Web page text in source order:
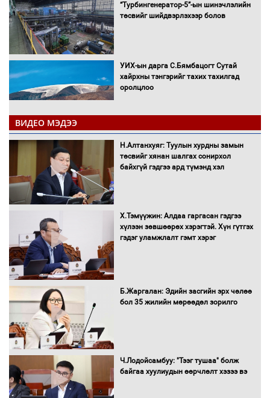
“Турбингенератор-5”-ын шинэчлэлийн
төсвийг шийдвэрлэхээр болов
УИХ-ын дарга С.Бямбацогт Сутай
хайрхны тэнгэрийг тахих тахилгад
оролцлоо
С.Амарсайхан: Иргэдийг хохироосон
ААН-ийн нуугтмал хөрөнгийг
битүүмжлэнэ
Н.Номтойбаяр: Аймгуудад тулгамдаж
буй асуудлуудыг Засгийн газрын
хуралдаанд танилцуулж,
эрэгтэйчүүдийн волейболын тэмцээнд
оролцож байгаа баг тамирчдад
Автобензин, дизель түлшний онцгой
ВИДЕО МЭДЭЭ
Н.Алтанхуяг: Туулын хурдны замын
төсвийг хянан шалгах сонирхол
байхгүй гэдгээ ард түмэнд хэл
Х.Тэмүүжин: Алдаа гаргасан гэдгээ
хүлээн зөвшөөрөх хэрэгтэй. Хүн гүтгэх
гэдэг уламжлалт гэмт хэрэг
Б.Жаргалан: Эдийн засгийн эрх чөлөө
бол 35 жилийн мөрөөдөл зорилго
Ч.Лодойсамбуу: "Тээг тушаа" болж
байгаа хуулиудын өөрчлөлт хэзээ вэ